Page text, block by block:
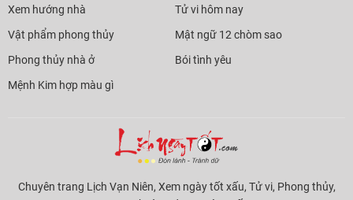
Xem hướng nhà
Vật phẩm phong thủy
Phong thủy nhà ở
Mệnh Kim hợp màu gì
Tử vi hôm nay
Mật ngữ 12 chòm sao
Bói tình yêu
Chuyên trang Lịch Vạn Niên, Xem ngày tốt xấu, Tử vi, Phong thủy,